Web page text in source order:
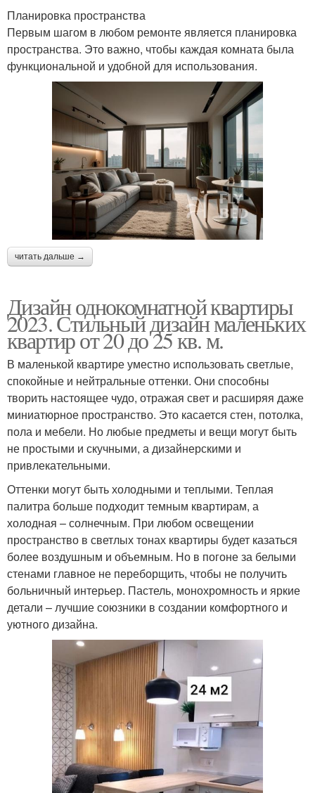
Планировка пространства
Первым шагом в любом ремонте является планировка
пространства. Это важно, чтобы каждая комната была
функциональной и удобной для использования.
читать дальше →
Дизайн однокомнатной квартиры
2023. Стильный дизайн маленьких
квартир от 20 до 25 кв. м.
В маленькой квартире уместно использовать светлые,
спокойные и нейтральные оттенки. Они способны
творить настоящее чудо, отражая свет и расширяя даже
миниатюрное пространство. Это касается стен, потолка,
пола и мебели. Но любые предметы и вещи могут быть
не простыми и скучными, а дизайнерскими и
привлекательными.
Оттенки могут быть холодными и теплыми. Теплая
палитра больше подходит темным квартирам, а
холодная – солнечным. При любом освещении
пространство в светлых тонах квартиры будет казаться
более воздушным и объемным. Но в погоне за белыми
стенами главное не переборщить, чтобы не получить
больничный интерьер. Пастель, монохромность и яркие
детали – лучшие союзники в создании комфортного и
уютного дизайна.